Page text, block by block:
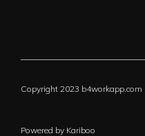
Copyright 2023 b4workapp.com
Powered by Kariboo